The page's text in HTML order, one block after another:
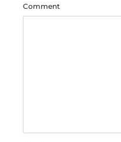
Comment